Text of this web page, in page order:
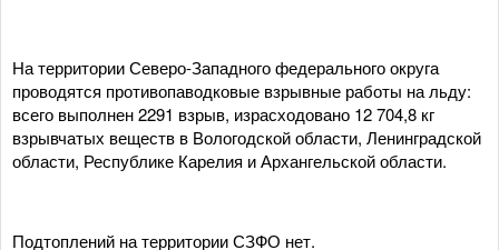
На территории Северо-Западного федерального округа
проводятся противопаводковые взрывные работы на льду:
всего выполнен 2291 взрыв, израсходовано 12 704,8 кг
взрывчатых веществ в Вологодской области, Ленинградской
области, Республике Карелия и Архангельской области.
Подтоплений на территории СЗФО нет.